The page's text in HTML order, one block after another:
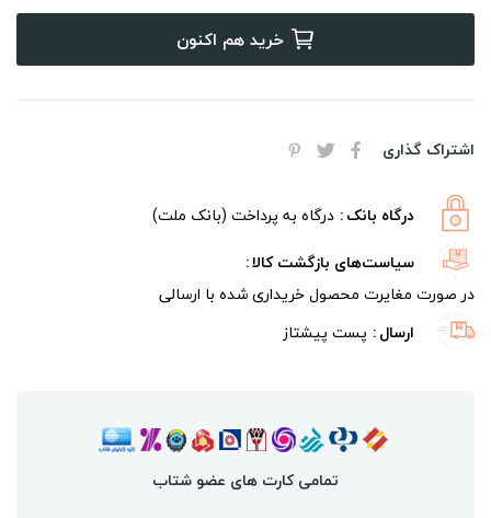
خرید هم اکنون
اشتراک گذاری
درگاه بانک درگاه به پرداخت (بانک ملت)
سیاست‌های بازگشت کالا
در صورت مغایرت محصول خریداری شده با ارسالی
ارسال پست پیشتاز
تمامی کارت های عضو شتاب